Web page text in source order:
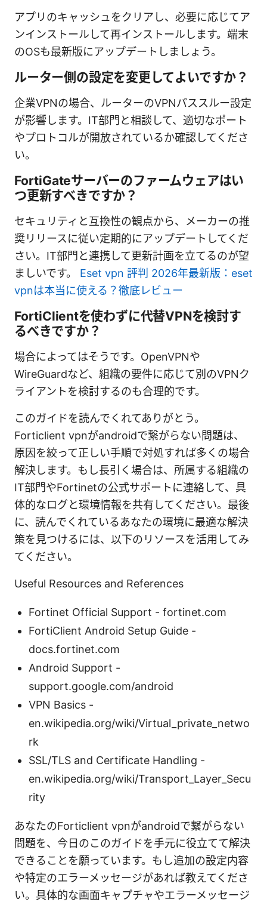
アプリのキャッシュをクリアし、必要に応じてア
ンインストールして再インストールします。端末
のOSも最新版にアップデートしましょう。
ルーター側の設定を変更してよいですか？
企業VPNの場合、ルーターのVPNパススルー設定
が影響します。IT部門と相談して、適切なポート
やプロトコルが開放されているか確認してくださ
い。
FortiGateサーバーのファームウェアはい
つ更新すべきですか？
セキュリティと互換性の観点から、メーカーの推
奨リリースに従い定期的にアップデートしてくだ
さい。IT部門と連携して更新計画を立てるのが望
ましいです。 Eset vpn 評判 2026年最新版：eset
vpnは本当に使える？徹底レビュー
FortiClientを使わずに代替VPNを検討す
るべきですか？
場合によってはそうです。OpenVPNや
WireGuardなど、組織の要件に応じて別のVPNク
ライアントを検討するのも合理的です。
このガイドを読んでくれてありがとう。
Forticlient vpnがandroidで繋がらない問題は、
原因を絞って正しい手順で対処すれば多くの場合
解決します。もし長引く場合は、所属する組織の
IT部門やFortinetの公式サポートに連絡して、具
体的なログと環境情報を共有してください。最後
に、読んでくれているあなたの環境に最適な解決
策を見つけるには、以下のリソースを活用してみ
てください。
Useful Resources and References
Fortinet Official Support - fortinet.com
FortiClient Android Setup Guide -
docs.fortinet.com
Android Support -
support.google.com/android
VPN Basics -
en.wikipedia.org/wiki/Virtual_private_netwo
rk
SSL/TLS and Certificate Handling -
en.wikipedia.org/wiki/Transport_Layer_Secu
rity
あなたのForticlient vpnがandroidで繋がらない
問題を、今日のこのガイドを手元に役立てて解決
できることを願っています。もし追加の設定内容
や特定のエラーメッセージがあれば教えてくださ
い。具体的な画面キャプチャやエラーメッセージ